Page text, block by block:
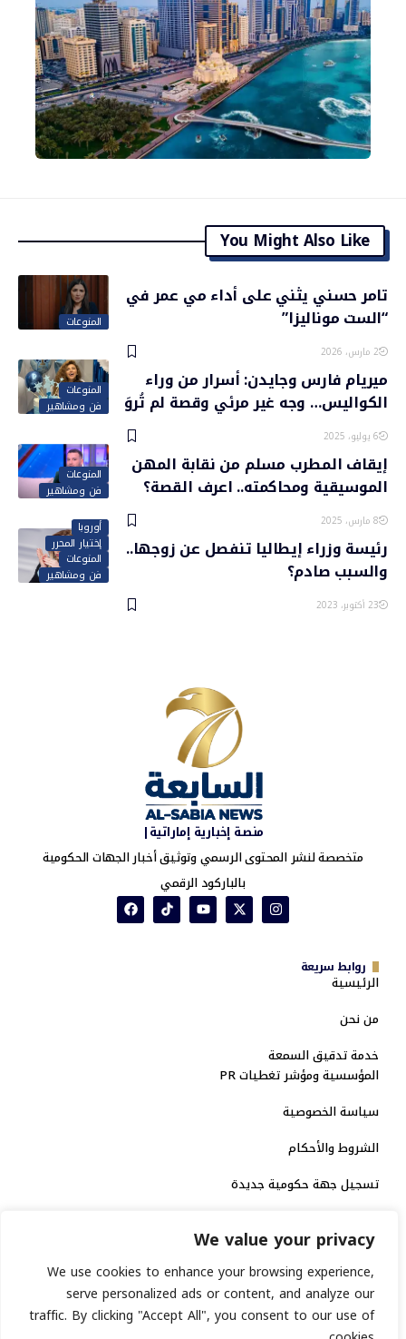
We value your privacy
We use cookies to enhance your browsing experience,
serve personalized ads or content, and analyze our
traffic. By clicking "Accept All", you consent to our use of
You Might Also Like
المنوعات
تامر حسني يثني على أداء مي عمر في
“الست موناليزا”
2 مارس، 2026
المنوعات
فن ومشاهير
ميريام فارس وجايدن: أسرار من وراء
الكواليس… وجه غير مرئي وقصة لم تُروَ
6 يوليو، 2025
المنوعات
فن ومشاهير
إيقاف المطرب مسلم من نقابة المهن
الموسيقية ومحاكمته.. اعرف القصة؟
8 مارس، 2025
أوروبا
إختيار المحرر
المنوعات
فن ومشاهير
رئيسة وزراء إيطاليا تنفصل عن زوجها..
والسبب صادم؟
23 أكتوبر، 2023
منصة إخبارية إماراتية|
متخصصة لنشر المحتوى الرسمي وتوثيق أخبار الجهات الحكومية
بالباركود الرقمي
روابط سريعة
الرئيسية
من نحن
خدمة تدقيق السمعة
المؤسسية ومؤشر تغطيات PR
سياسة الخصوصية
الشروط والأحكام
تسجيل جهة حكومية جديدة
الاعتماد الرسمي
منصة إخبارية مرخصة
انشر خبرك